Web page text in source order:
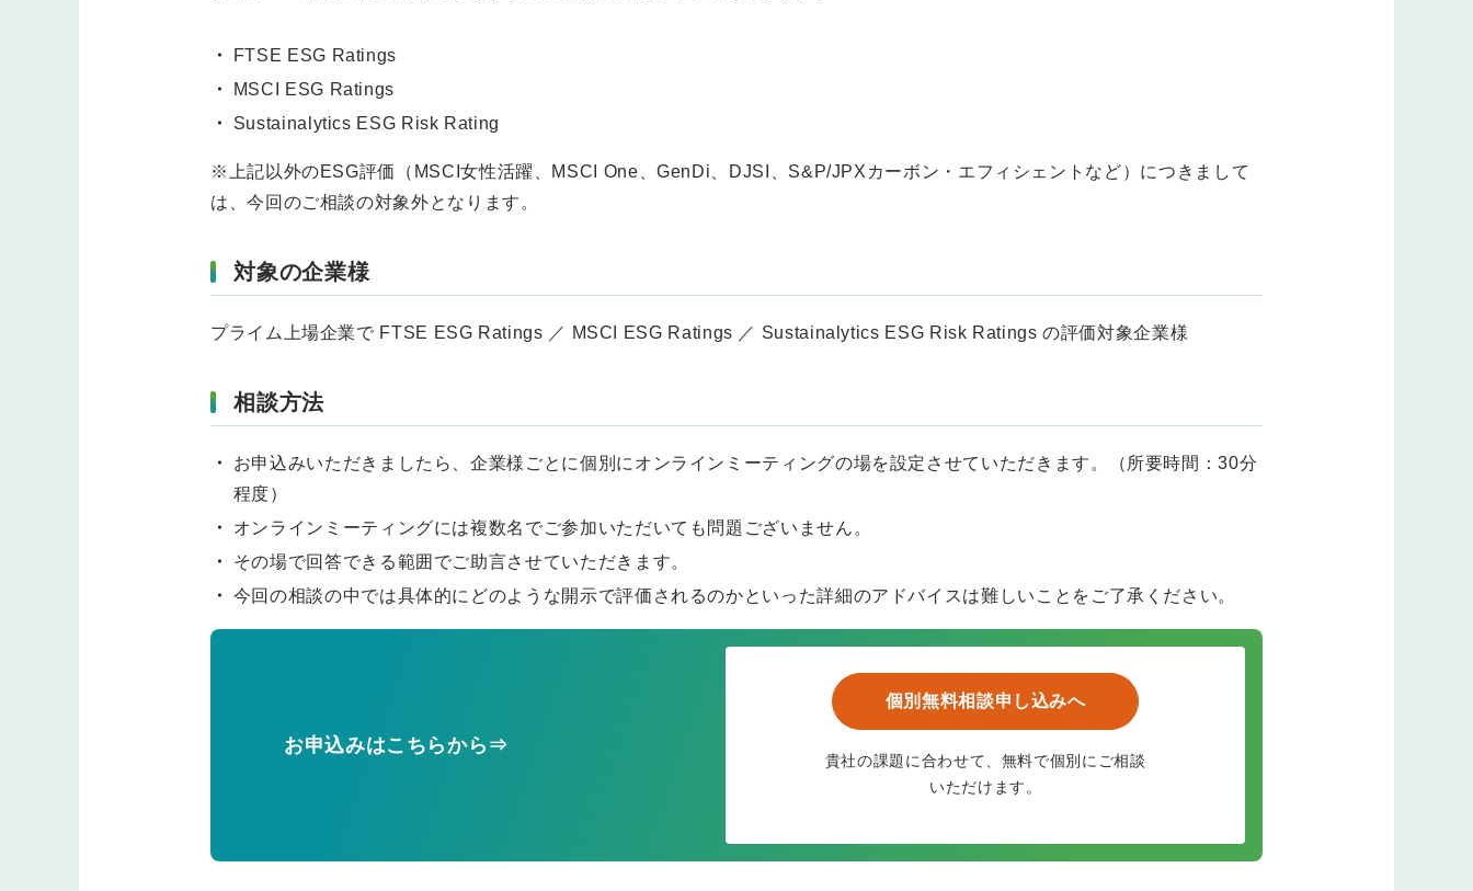
FTSE ESG Ratings
MSCI ESG Ratings
Sustainalytics ESG Risk Rating
※上記以外のESG評価（MSCI女性活躍、MSCI One、GenDi、DJSI、S&P/JPXカーボン・エフィシェントなど）につきまして
は、今回のご相談の対象外となります。
対象の企業様
プライム上場企業で FTSE ESG Ratings ／ MSCI ESG Ratings ／ Sustainalytics ESG Risk Ratings の評価対象企業様
相談方法
お申込みいただきましたら、企業様ごとに個別にオンラインミーティングの場を設定させていただきます。（所要時間：30分
程度）
オンラインミーティングには複数名でご参加いただいても問題ございません。
その場で回答できる範囲でご助言させていただきます。
今回の相談の中では具体的にどのような開示で評価されるのかといった詳細のアドバイスは難しいことをご了承ください。
お申込みはこちらから⇒
個別無料相談申し込みへ
貴社の課題に合わせて、無料で個別にご相談
いただけます。